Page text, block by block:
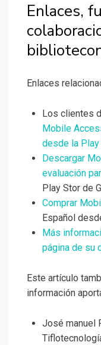
Enlaces,
Enlaces
Los clientes
Mobile
desde la
Descargar
evaluación
Play Stor de
Comprar
Español
Más
página de su
Este artículo
información
José manuel